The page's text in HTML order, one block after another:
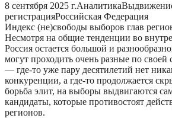
8 сентября 2025 г.Аналитика
регистрацияРоссийская Федерация
Индекс (не)свободы выборов глав
Несмотря на общие тенденции во
Россия остается большой и
могут проходить очень разные по
— где-то уже пару десятилетий нет
конкуренции, а где-то продолжается
борьба элит, на выборы выдвигаются
кандидаты, которые противостоят
регионов.